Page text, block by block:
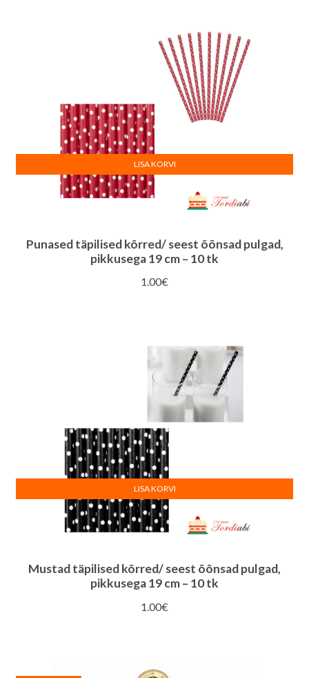
Punased täpilised kõrred/ seest õõnsad pulgad,
pikkusega 19 cm – 10 tk
1.00€
LISA KORVI
Mustad täpilised kõrred/ seest õõnsad pulgad,
pikkusega 19 cm – 10 tk
1.00€
LISA KORVI